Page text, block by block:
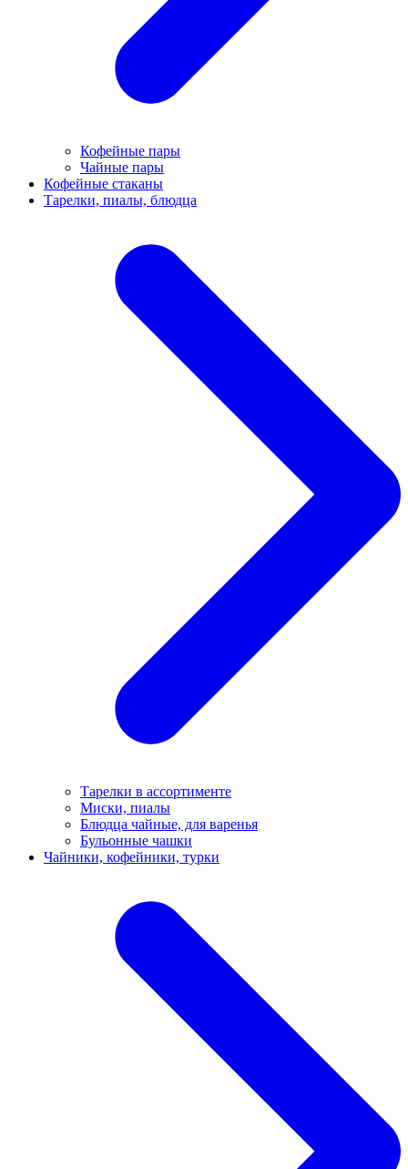
Кофейные пары
Чайные пары
Кофейные стаканы
Тарелки, пиалы, блюдца
Тарелки в ассортименте
Миски, пиалы
Блюдца чайные, для варенья
Бульонные чашки
Чайники, кофейники, турки